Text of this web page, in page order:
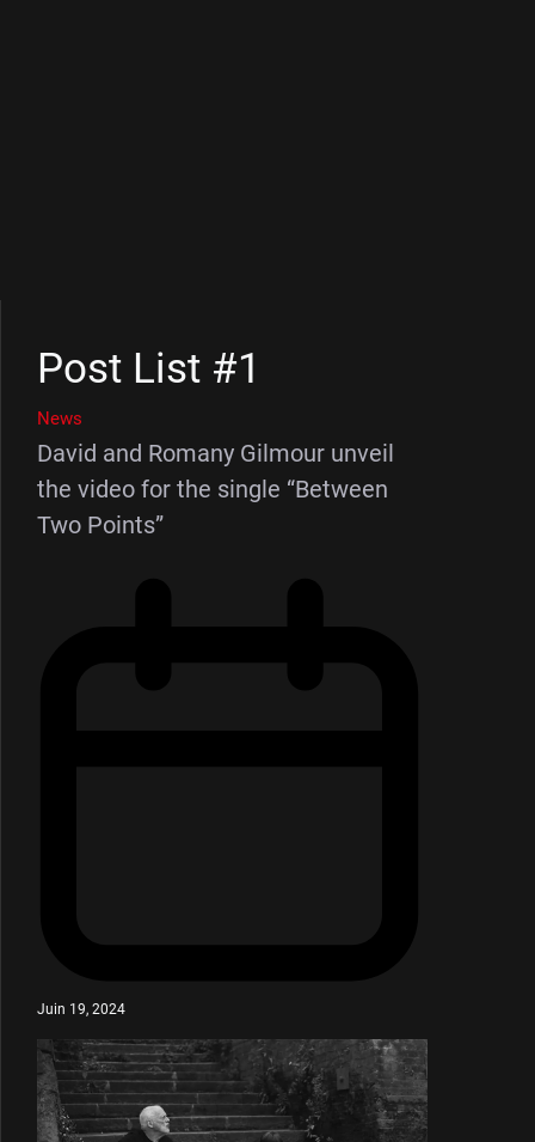
Post List #1
News
David and Romany Gilmour unveil
the video for the single “Between
Two Points”
Juin 19, 2024